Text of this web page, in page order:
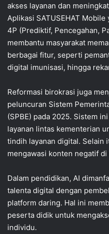
akses layanan dan
Aplikasi SATUSEHAT
4P (Prediktif, Pencegahan,
membantu masyarakat
berbagai fitur, seperti
digital imunisasi, hingga
Reformasi birokrasi juga
peluncuran Sistem
(SPBE) pada 2025. Sistem
layanan lintas kementerian
tindih layanan digital. Selain
mengawasi konten negatif
Dalam pendidikan, AI
talenta digital dengan
platform daring. Hal ini
peserta didik untuk
individu.